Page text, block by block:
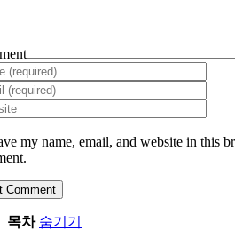
my name, email, and website in this
목차 숨기기